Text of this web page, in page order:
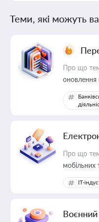
Теми, які можуть
Про що
оновлення
Про що
мобільних
IT-
Воєнний